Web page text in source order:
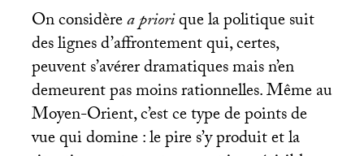
On considèrea priorique la politique suit
des lignes d’affrontement qui, certes,
peuvent s’avérer dramatiques mais n’en
demeurent pas moins rationnelles. Même au
Moyen-Orient, c’est ce type de points de
vue qui domine : le pire s’y produit et la